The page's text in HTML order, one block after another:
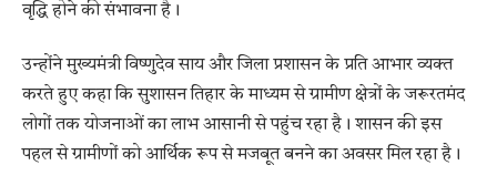
वृद्धि होने की संभावना है।
उन्होंने मुख्यमंत्री विष्णुदेव साय और जिला प्रशासन के प्रति आभार व्यक्त
करते हुए कहा कि सुशासन तिहार के माध्यम से ग्रामीण क्षेत्रों के जरूरतमंद
लोगों तक योजनाओं का लाभ आसानी से पहुंच रहा है। शासन की इस
पहल से ग्रामीणों को आर्थिक रूप से मजबूत बनने का अवसर मिल रहा है।